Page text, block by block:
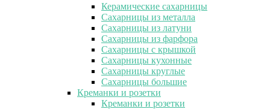
Керамические сахарницы
Сахарницы из металла
Сахарницы из латуни
Сахарницы из фарфора
Сахарницы с крышкой
Сахарницы кухонные
Сахарницы круглые
Сахарницы большие
Креманки и розетки
Креманки и розетки